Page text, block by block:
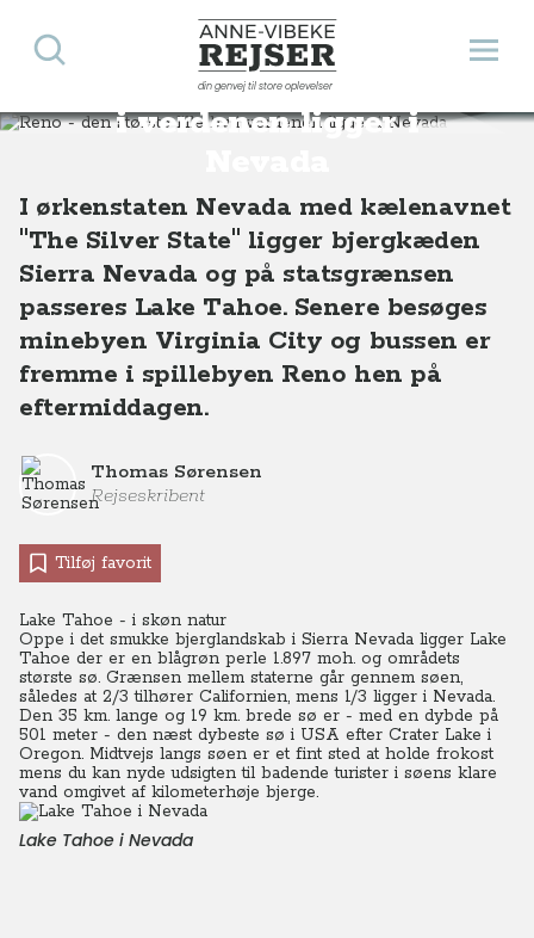
Anne-Vibeke Rejser
din genvej til store oplevelser
Åbn
Søg
Reno - den største lille by
i verdenen ligger i
Destinationer Nordamerika USA Reno - den største lille by i verdenen ligger i Nevada, USA
I ørkenstaten Nevada med kælenavnet
"The Silver State" ligger bjergkæden
Sierra Nevada og på statsgrænsen
passeres Lake Tahoe. Senere besøges
minebyen Virginia City og bussen er
fremme i spillebyen Reno hen på
eftermiddagen.
Thomas Sørensen
Rejseskribent
Tilføj favorit
Lake Tahoe - i skøn natur
Oppe i det smukke bjerglandskab i Sierra Nevada ligger Lake
Tahoe der er en blågrøn perle 1.897 moh. og områdets
største sø. Grænsen mellem staterne går gennem søen,
således at 2/3 tilhører Californien, mens 1/3 ligger i Nevada.
Den 35 km. lange og 19 km. brede sø er - med en dybde på
501 meter - den næst dybeste sø i USA efter Crater Lake i
Oregon. Midtvejs langs søen er et fint sted at holde frokost
mens du kan nyde udsigten til badende turister i søens klare
vand omgivet af kilometerhøje bjerge.
Lake Tahoe i Nevada